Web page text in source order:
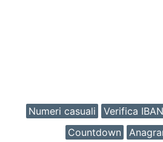
Numeri casuali Verifica IBAN
Countdown